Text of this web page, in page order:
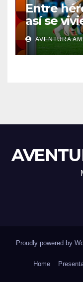
Entre
así se
final del
AVENTURA
Proudly powered by
Home